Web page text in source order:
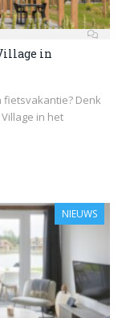
in
Denk
in het
NIEUWS